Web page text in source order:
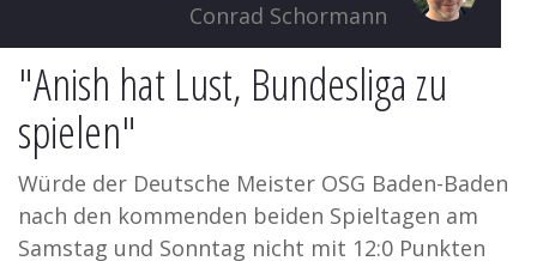
Conrad Schormann
"Anish hat Lust, Bundesliga zu
spielen"
Würde der Deutsche Meister OSG Baden-Baden
nach den kommenden beiden Spieltagen am
Samstag und Sonntag nicht mit 12:0 Punkten